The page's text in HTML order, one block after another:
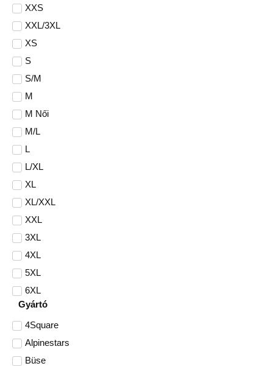
XXS
XXL/3XL
XS
S
S/M
M
M Női
M/L
L
L/XL
XL
XL/XXL
XXL
3XL
4XL
5XL
6XL
Gyártó
4Square
Alpinestars
Büse